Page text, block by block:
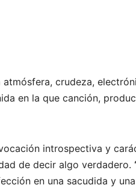
crudeza,
en la que canción,
introspectiva y
de decir algo verdadero.
en una sacudida y